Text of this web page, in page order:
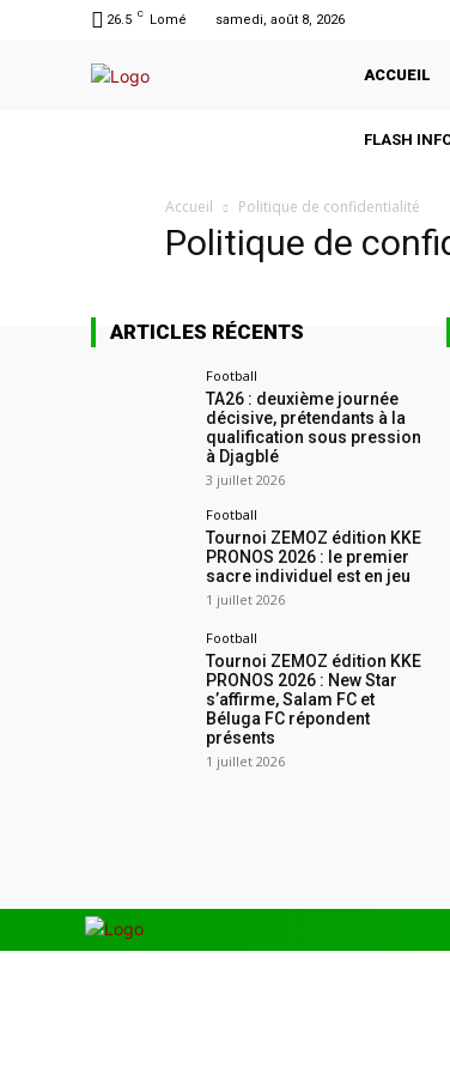
26.5 C Lomé samedi, août 8, 2026
ACCUEIL
FLASH
Accueil Politique de confidentialité
Politique de
ARTICLES RÉCENTS
Football
TA26 : deuxième journée
décisive, prétendants à la
qualification sous pression
à Djagblé
3 juillet 2026
Football
Tournoi ZEMOZ édition KKE
PRONOS 2026 : le premier
sacre individuel est en jeu
1 juillet 2026
Football
Tournoi ZEMOZ édition KKE
PRONOS 2026 : New Star
s’affirme, Salam FC et
Béluga FC répondent
présents
1 juillet 2026